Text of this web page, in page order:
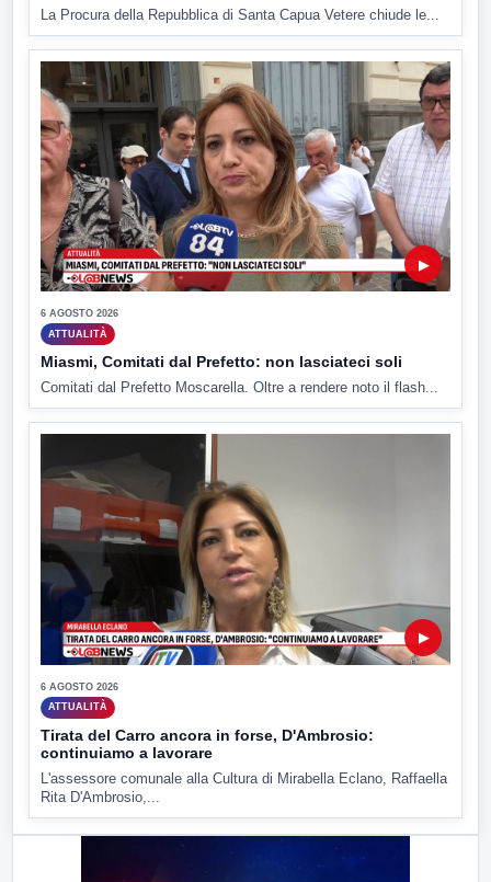
La Procura della Repubblica di Santa Capua Vetere chiude le...
▶
6 AGOSTO 2026
ATTUALITÀ
Miasmi, Comitati dal Prefetto: non lasciateci soli
Comitati dal Prefetto Moscarella. Oltre a rendere noto il flash...
▶
6 AGOSTO 2026
ATTUALITÀ
Tirata del Carro ancora in forse, D'Ambrosio:
continuiamo a lavorare
L'assessore comunale alla Cultura di Mirabella Eclano, Raffaella
Rita D'Ambrosio,...